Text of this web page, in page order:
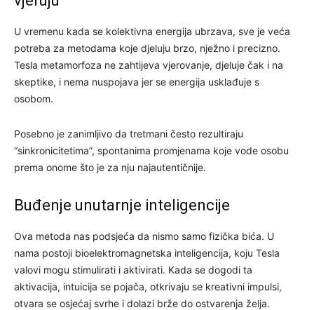
U vremenu kada se kolektivna energija ubrzava, sve je veća
potreba za metodama koje djeluju brzo, nježno i precizno.
Tesla metamorfoza ne zahtijeva vjerovanje, djeluje čak i na
skeptike, i nema nuspojava jer se energija usklađuje s
osobom.
Posebno je zanimljivo da tretmani često rezultiraju
“sinkronicitetima”, spontanima promjenama koje vode osobu
prema onome što je za nju najautentičnije.
Buđenje unutarnje inteligencije
Ova metoda nas podsjeća da nismo samo fizička bića. U
nama postoji bioelektromagnetska inteligencija, koju Tesla
valovi mogu stimulirati i aktivirati. Kada se dogodi ta
aktivacija, intuicija se pojača, otkrivaju se kreativni impulsi,
otvara se osjećaj svrhe i dolazi brže do ostvarenja želja.